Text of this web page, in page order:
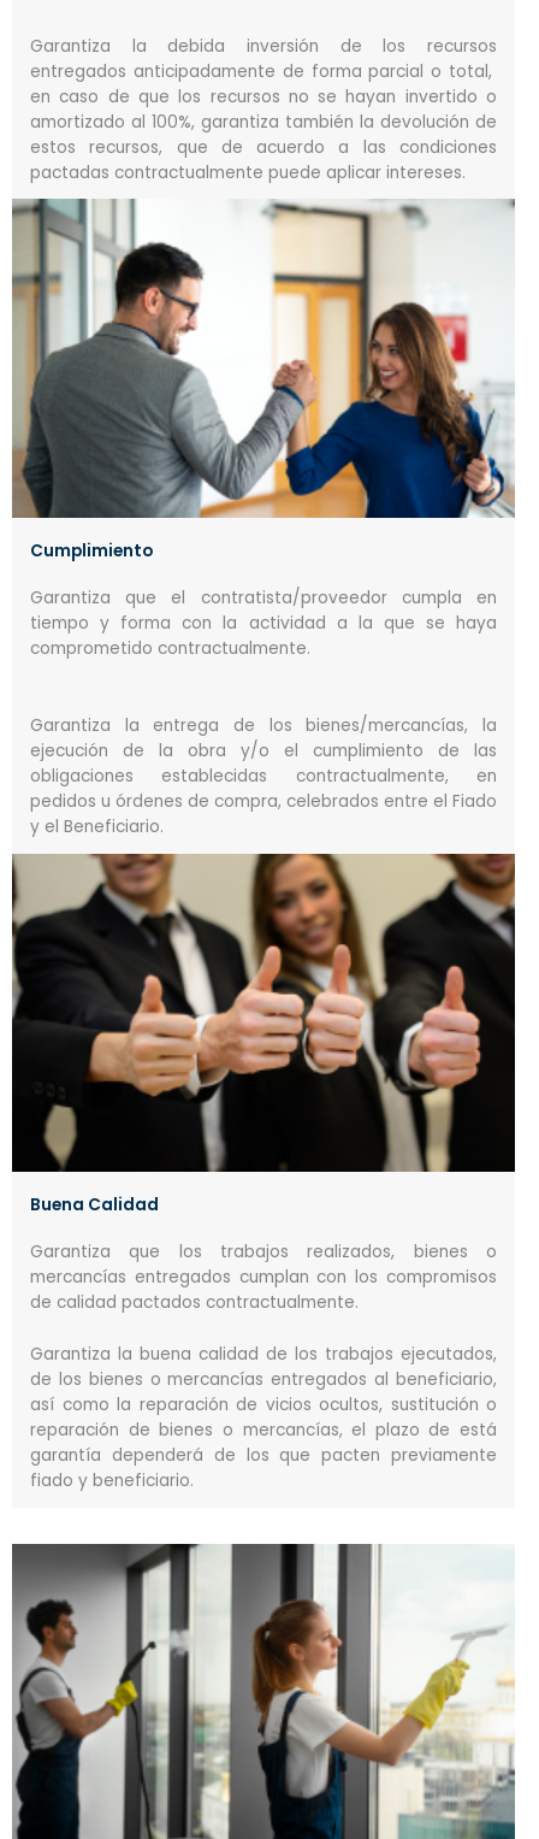
Garantiza la debida inversión de los recursos
entregados anticipadamente de forma parcial o total,
en caso de que los recursos no se hayan invertido o
amortizado al 100%, garantiza también la devolución de
estos recursos, que de acuerdo a las condiciones
pactadas contractualmente puede aplicar intereses.
Cumplimiento
Garantiza que el contratista/proveedor cumpla en
tiempo y forma con la actividad a la que se haya
comprometido contractualmente.
Garantiza la entrega de los bienes/mercancías, la
ejecución de la obra y/o el cumplimiento de las
obligaciones establecidas contractualmente, en
pedidos u órdenes de compra, celebrados entre el Fiado
y el Beneficiario.
Buena Calidad
Garantiza que los trabajos realizados, bienes o
mercancías entregados cumplan con los compromisos
de calidad pactados contractualmente.
Garantiza la buena calidad de los trabajos ejecutados,
de los bienes o mercancías entregados al beneficiario,
así como la reparación de vicios ocultos, sustitución o
reparación de bienes o mercancías, el plazo de está
garantía dependerá de los que pacten previamente
fiado y beneficiario.